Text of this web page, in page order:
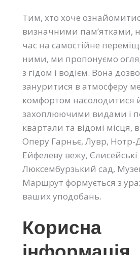
Тим, хто хоче
визначними пам’ятками,
час на самостійне
ними, ми пропонуємо
з гідом і водієм. Вона
зануритися в атмосферу
комфортом насолодитися
захоплюючими видами і
квартали та відомі
Оперу Гарньє, Лувр, Нотр-
Ейфелеву вежу,
Люксембурзький сад,
Маршрут формується з
ваших уподобань.
Корисна